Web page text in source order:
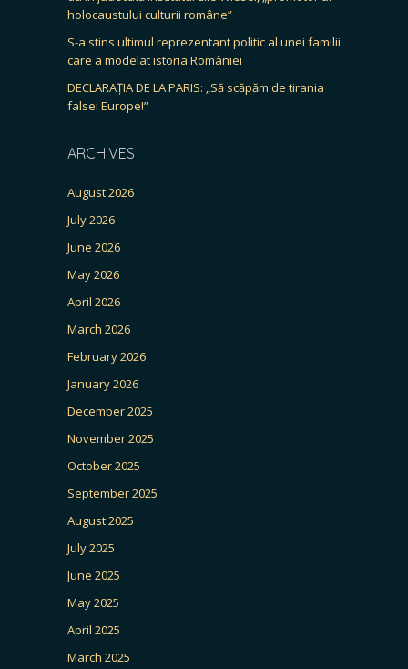
holocaustului culturii române”
S-a stins ultimul reprezentant politic al unei familii
care a modelat istoria României
DECLARAȚIA DE LA PARIS: „Să scăpăm de tirania
falsei Europe!”
ARCHIVES
August 2026
July 2026
June 2026
May 2026
April 2026
March 2026
February 2026
January 2026
December 2025
November 2025
October 2025
September 2025
August 2025
July 2025
June 2025
May 2025
April 2025
March 2025